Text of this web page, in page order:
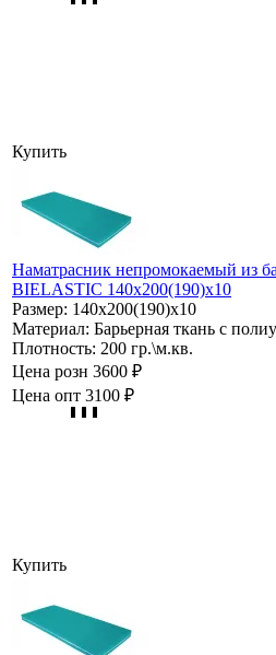
Купить
Наматрасник непромокаемый из
BIELASTIC 140х200(190)х10
Размер: 140х200(190)х10
Материал: Барьерная ткань с
Плотность: 200 гр.\м.кв.
Цена розн 3600 ₽
Цена опт 3100 ₽
Купить